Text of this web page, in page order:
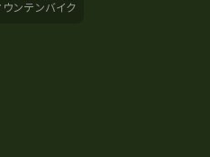
ウンテンバイク